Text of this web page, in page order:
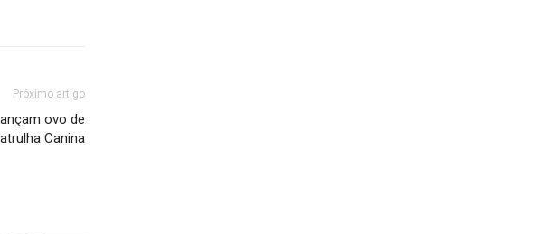
Próximo artigo
ovo de
Canina